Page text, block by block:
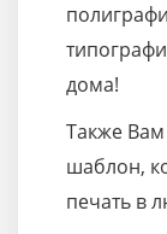
дома!
Также
шаблон,
печать в